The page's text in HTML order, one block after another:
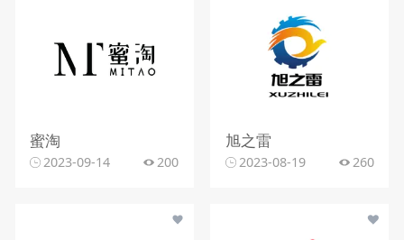
蜜淘
2023-09-14 200
旭之雷
2023-08-19 260